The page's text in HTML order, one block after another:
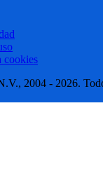
cookies
2004 - 2026.